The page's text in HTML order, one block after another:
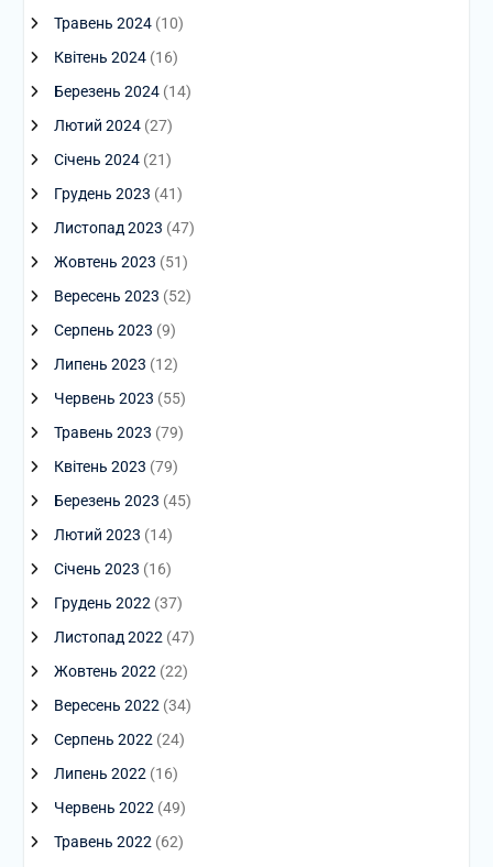
Травень 2024(10)
Квітень 2024(16)
Березень 2024(14)
Лютий 2024(27)
Січень 2024(21)
Грудень 2023 (41)
Листопад 2023 (47)
Жовтень 2023 (51)
Вересень 2023 (52)
Серпень 2023 (9)
Липень 2023 (12)
Червень 2023 (55)
Травень 2023 (79)
Квітень 2023 (79)
Березень 2023 (45)
Лютий 2023 (14)
Січень 2023 (16)
Грудень 2022(37)
Листопад 2022(47)
Жовтень 2022(22)
Вересень 2022(34)
Серпень 2022(24)
Липень 2022(16)
Червень 2022(49)
Травень 2022(62)